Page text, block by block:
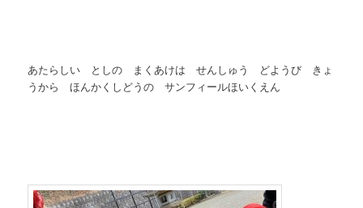
あたらしい としの まくあけは せんしゅう どようび きょ
うから ほんかくしどうの サンフィールほいくえん